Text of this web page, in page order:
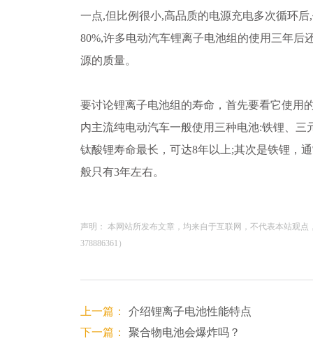
一点,但比例很小,高品质的电源充电多次循环
80%,许多电动汽车锂离子电池组的使用三年后
源的质量。
要讨论锂离子电池组的寿命，首先要看它使用
内主流纯电动汽车一般使用三种电池:铁锂、三
钛酸锂寿命最长，可达8年以上;其次是铁锂，
般只有3年左右。
声明： 本网站所发布文章，均来自于互联网，不代表本站观
378886361）
上一篇：
介绍锂离子电池性能特点
下一篇：
聚合物电池会爆炸吗？